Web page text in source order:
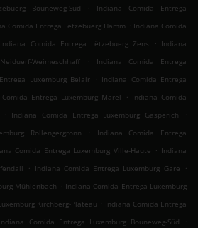
Bouneweg-Süd
.
Indiana Comida Entrega
Comida Entrega Lëtzebuerg Hamm . Indiana Comida
Indiana Comida Entrega Lëtzebuerg Zens . Indiana
Weimeschhaff
.
Indiana Comida Entrega
Luxemburg Belair . Indiana Comida Entrega
Entrega Luxemburg Märel . Indiana Comida
. Indiana Comida Entrega Luxemburg Gasperich
.
Rollengergronn
.
Indiana Comida Entrega
Comida Entrega Luxemburg Ville-Haute . Indiana
. Indiana Comida Entrega Luxemburg Gare
.
Mühlenbach . Indiana Comida Entrega Luxemburg
Kirchberg-Plateau . Indiana Comida Entrega
Indiana Comida Entrega Luxemburg Bouneweg-Süd
.